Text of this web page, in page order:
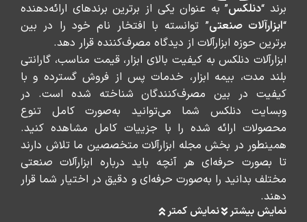
برند “دنلکس” به عنوان یکی از برترین برندهای ارائه‌دهنده
“ابزارآلات صنعتی” توانسته با افتخار نام خود را در بین
برترین حوزه ابزارآلات از دیدگاه مصرف‌کننده قرار دهد.
ابزارآلات دنلکس به کیفیت بالای ابزار، قیمت مناسب، گارانتی
بلند مدت، بیمه ابزار، خدمات پس از فروش گسترده و با
کیفیت در بین مصرف‌کنندگان شناخته شده است. در
وبسایت دنلکس شما می‌توانید به‌صورت کامل تنوع
محصولات ارائه شده را با جزییات کامل مشاهده کنید.
همینطور در بخش مجله ابزارآلات متخصصین ما تلاش دارند
تا بصورت حرفه‌ای هر آنچه باید درباره ابزارآلات صنعتی
مختلف بدانید را به‌صورت حرفه‌ای و دقیق در اختیار شما قرار
دهند.
نمایش بیشتر نمایش کمتر